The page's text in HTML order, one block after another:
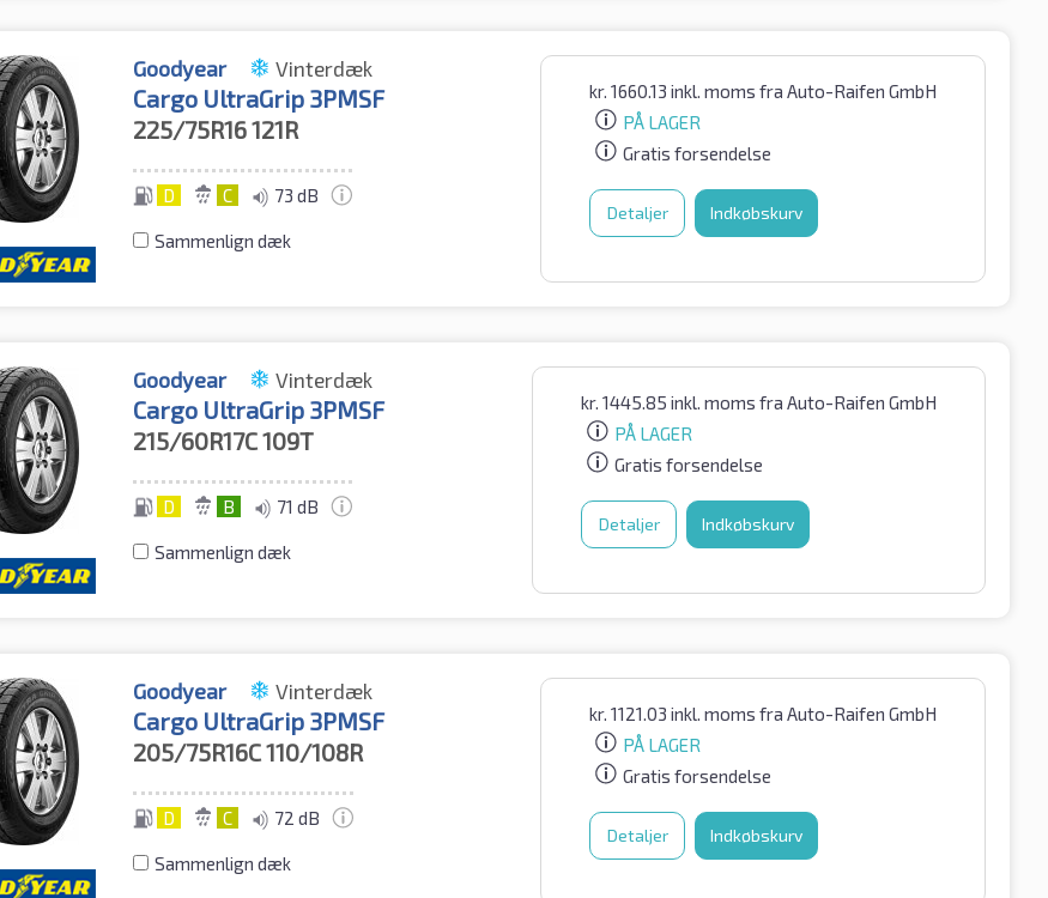
Goodyear Vinterdæk
Cargo UltraGrip 3PMSF
225/75R16121R
D C 73 dB
Sammenlign dæk
kr. 1660.13 inkl. moms fra Auto-Raifen GmbH
PÅ LAGER
Gratis forsendelse
Detaljer Indkøbskurv
Goodyear Vinterdæk
Cargo UltraGrip 3PMSF
215/60R17C109T
D B 71 dB
Sammenlign dæk
kr. 1445.85 inkl. moms fra Auto-Raifen GmbH
PÅ LAGER
Gratis forsendelse
Detaljer Indkøbskurv
Goodyear Vinterdæk
Cargo UltraGrip 3PMSF
205/75R16C110/108R
D C 72 dB
Sammenlign dæk
kr. 1121.03 inkl. moms fra Auto-Raifen GmbH
PÅ LAGER
Gratis forsendelse
Detaljer Indkøbskurv